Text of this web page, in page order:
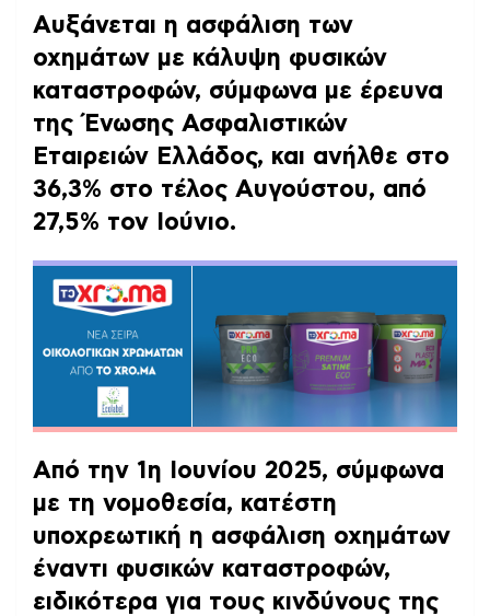
Αυξάνεται η ασφάλιση των
οχημάτων με κάλυψη φυσικών
καταστροφών, σύμφωνα με έρευνα
της Ένωσης Ασφαλιστικών
Εταιρειών Ελλάδος, και ανήλθε στο
36,3% στο τέλος Αυγούστου, από
27,5% τον Ιούνιο.
Από την 1η Ιουνίου 2025, σύμφωνα
με τη νομοθεσία, κατέστη
υποχρεωτική η ασφάλιση οχημάτων
έναντι φυσικών καταστροφών,
ειδικότερα για τους κινδύνους της